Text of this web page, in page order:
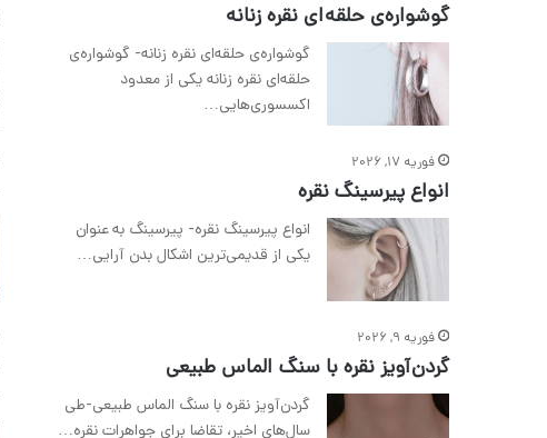
گوشواره‌ی حلقه‌ای نقره زنانه
گوشواره‌ی حلقه‌ای نقره زنانه- گوشواره‌ی
حلقه‌ای نقره زنانه یکی از معدود
اکسسوری‌هایی…
فوریه 17, 2026
انواع پیرسینگ نقره
انواع پیرسینگ نقره- پیرسینگ به عنوان
یکی از قدیمی‌ترین اشکال بدن آرایی…
فوریه 9, 2026
گردن‌آویز نقره با سنگ الماس طبیعی
گردن‌آویز نقره با سنگ الماس طبیعی-طی
سال‌های اخیر، تقاضا برای جواهرات نقره…